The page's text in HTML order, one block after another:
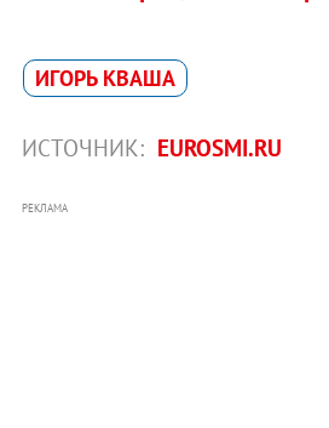
ИГОРЬ КВАША
ИСТОЧНИК: EUROSMI.RU
РЕКЛАМА